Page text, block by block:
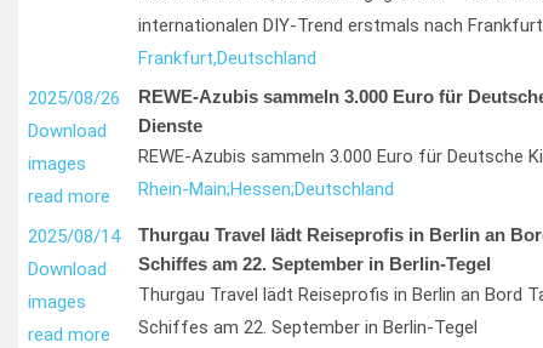
internationalen DIY-Trend erstmals nach Frankfurt
Frankfurt,Deutschland
2025/08/26
Download
images
read more
REWE-Azubis sammeln 3.000 Euro für
Dienste
REWE-Azubis sammeln 3.000 Euro für Deutsche
Rhein-Main;Hessen;Deutschland
2025/08/14
Download
images
read more
Thurgau Travel lädt Reiseprofis in Berlin an
Schiffes am 22. September in Berlin-Tegel
Thurgau Travel lädt Reiseprofis in Berlin an Bord
Schiffes am 22. September in Berlin-Tegel